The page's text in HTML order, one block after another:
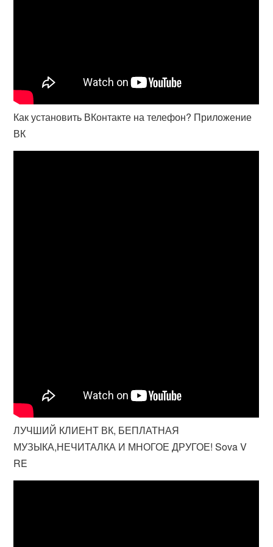
Как установить ВКонтакте на телефон? Приложение
ВК
ЛУЧШИЙ КЛИЕНТ ВК, БЕПЛАТНАЯ
МУЗЫКА,НЕЧИТАЛКА И МНОГОЕ ДРУГОЕ! Sova V
RE